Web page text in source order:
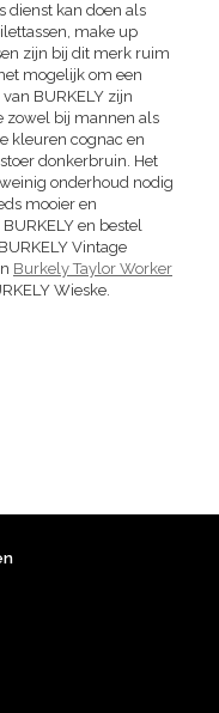
dienst kan doen als
make up
zijn bij dit merk ruim
mogelijk om een
BURKELY zijn
zowel bij mannen als
kleuren cognac en
donkerbruin. Het
onderhoud nodig
mooier en
en bestel
Vintage
Burkely Taylor Worker
Wieske.